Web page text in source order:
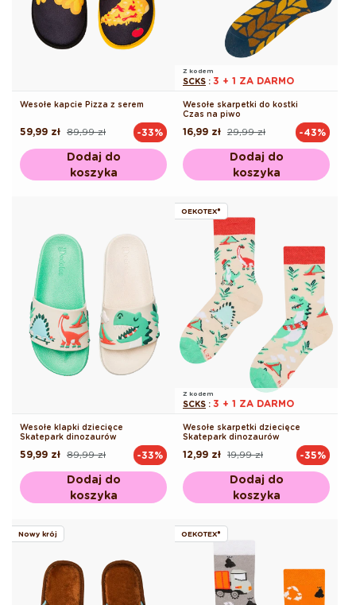
Wesołe kapcie Pizza z serem
Cena
89,99 zł
Cena
59,99 zł -33%
Dodaj do
koszyka
Z kodem
SCKS : 3 + 1 ZA DARMO
Wesołe skarpetki do kostki
Czas na piwo
Cena
29,99 zł
Cena
16,99 zł -43%
Dodaj do
koszyka
Wesołe klapki dziecięce
Skatepark dinozaurów
Cena
89,99 zł
Cena
59,99 zł -33%
Dodaj do
koszyka
OEKOTEX®
Z kodem
SCKS : 3 + 1 ZA DARMO
Wesołe skarpetki dziecięce
Skatepark dinozaurów
Cena
19,99 zł
Cena
12,99 zł -35%
Dodaj do
koszyka
Nowy krój OEKOTEX®